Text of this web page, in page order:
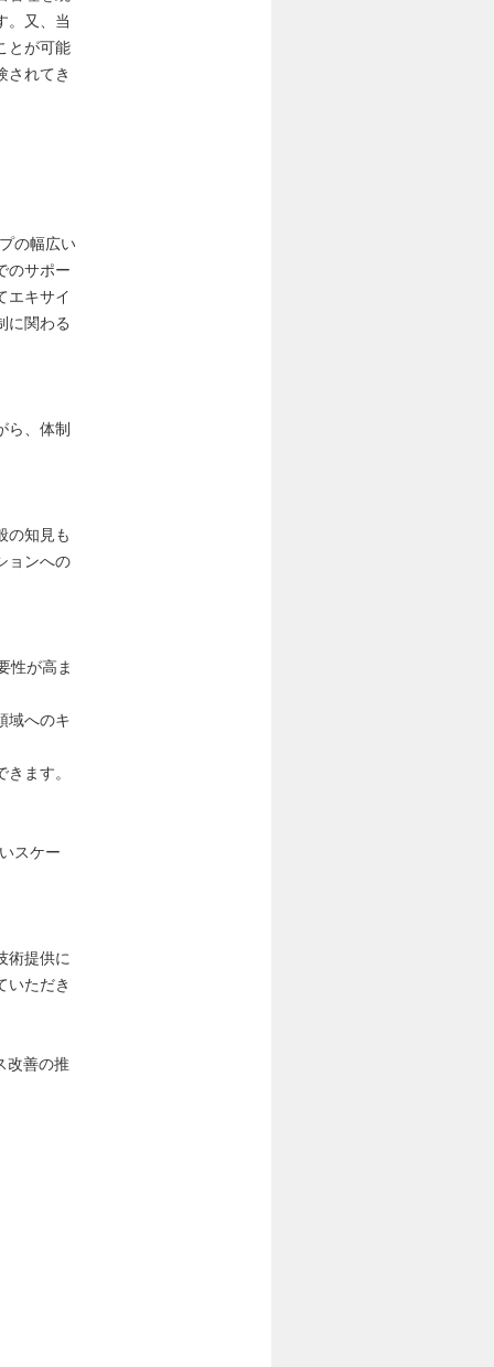
。又、当
とが可能
されてき
の幅広い
のサポー
エキサイ
に関わる
ら、体制
の知見も
ョンへの
性が高ま
域へのキ
ます。
スケー
術提供に
いただき
改善の推